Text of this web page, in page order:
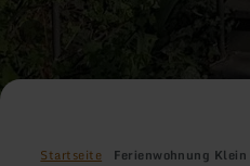
Startseite Ferienwohnung Klein